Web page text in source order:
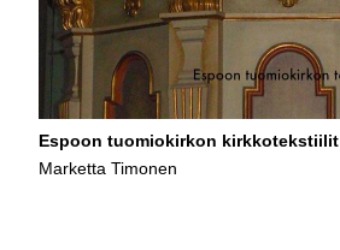
Espoon tuomiokirkon kirkkotekstiilit
Marketta Timonen